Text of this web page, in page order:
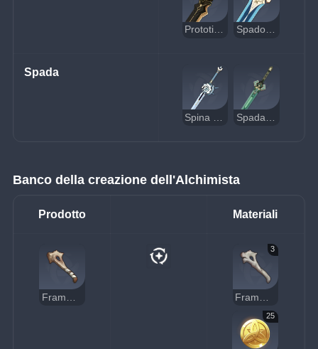
Prototipo arcaico Spadone del Cavalcacieli
Spada
Banco della creazione dell'Alchimista
Prodotto Materiali
3
25